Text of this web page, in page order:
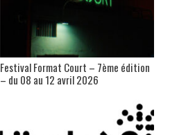
Festival Format Court – 7ème édition
– du 08 au 12 avril 2026